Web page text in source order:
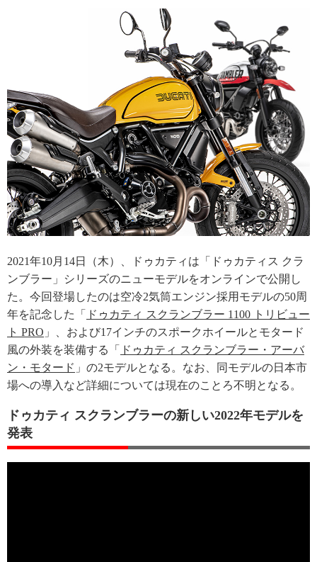
2021年10月14日（木）、ドゥカティは「ドゥカティス クラ
ンブラー」シリーズのニューモデルをオンラインで公開し
た。今回登場したのは空冷2気筒エンジン採用モデルの50周
年を記念した「
ドゥカティ スクランブラー 1100 トリビュー
ト PRO 」、および17インチのスポークホイールとモタード
風の外装を装備する「
ドゥカティ スクランブラー・アーバ
ン・モタード 」の2モデルとなる。なお、同モデルの日本市
場への導入など詳細については現在のことろ不明となる。
ドゥカティ スクランブラーの新しい2022年モデルを
発表